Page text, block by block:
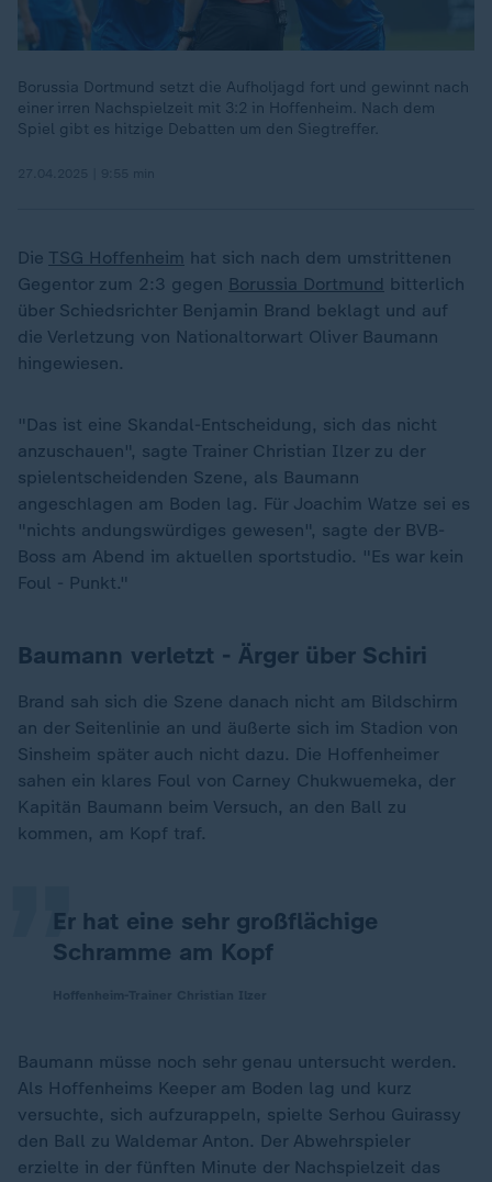
Borussia Dortmund setzt die Aufholjagd fort und gewinnt nach
einer irren Nachspielzeit mit 3:2 in Hoffenheim. Nach dem
Spiel gibt es hitzige Debatten um den Siegtreffer.
Die TSG Hoffenheim hat sich nach dem umstrittenen
Gegentor zum 2:3 gegen Borussia Dortmund bitterlich
über Schiedsrichter Benjamin Brand beklagt und auf
die Verletzung von Nationaltorwart Oliver Baumann
hingewiesen.
"Das ist eine Skandal-Entscheidung, sich das nicht
anzuschauen", sagte Trainer Christian Ilzer zu der
spielentscheidenden Szene, als Baumann
angeschlagen am Boden lag. Für Joachim Watze sei es
"nichts andungswürdiges gewesen", sagte der BVB-
Boss am Abend im aktuellen sportstudio. "Es war kein
Foul - Punkt."
Baumann verletzt - Ärger über Schiri
Brand sah sich die Szene danach nicht am Bildschirm
an der Seitenlinie an und äußerte sich im Stadion von
Sinsheim später auch nicht dazu. Die Hoffenheimer
sahen ein klares Foul von Carney Chukwuemeka, der
Kapitän Baumann beim Versuch, an den Ball zu
kommen, am Kopf traf.
Er hat eine sehr großflächige
Schramme am Kopf
„
Baumann müsse noch sehr genau untersucht werden.
Als Hoffenheims Keeper am Boden lag und kurz
versuchte, sich aufzurappeln, spielte Serhou Guirassy
den Ball zu Waldemar Anton. Der Abwehrspieler
erzielte in der fünften Minute der Nachspielzeit das